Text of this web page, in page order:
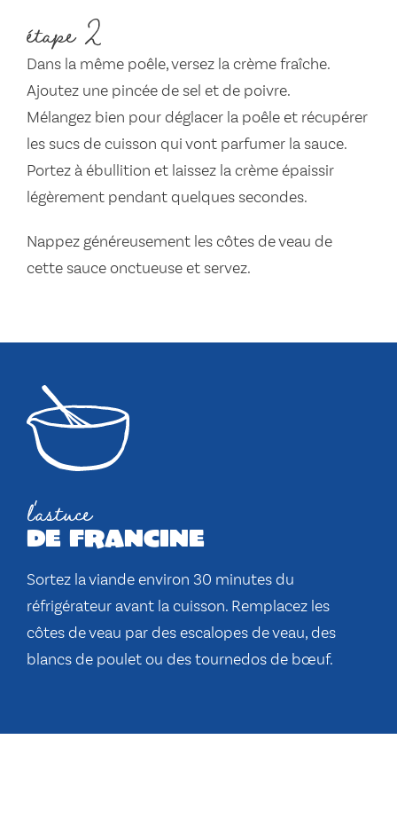
étape 2
Dans la même poêle, versez la crème fraîche.
Ajoutez une pincée de sel et de poivre.
Mélangez bien pour déglacer la poêle et récupérer
les sucs de cuisson qui vont parfumer la sauce.
Portez à ébullition et laissez la crème épaissir
légèrement pendant quelques secondes.
Nappez généreusement les côtes de veau de
cette sauce onctueuse et servez.
l'astuce
de francine
Sortez la viande environ 30 minutes du
réfrigérateur avant la cuisson. Remplacez les
côtes de veau par des escalopes de veau, des
blancs de poulet ou des tournedos de bœuf.